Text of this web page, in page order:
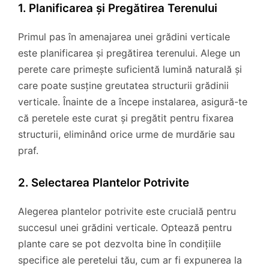
1. Planificarea și Pregătirea Terenului
Primul pas în amenajarea unei grădini verticale
este planificarea și pregătirea terenului. Alege un
perete care primește suficientă lumină naturală și
care poate susține greutatea structurii grădinii
verticale. Înainte de a începe instalarea, asigură-te
că peretele este curat și pregătit pentru fixarea
structurii, eliminând orice urme de murdărie sau
praf.
2. Selectarea Plantelor Potrivite
Alegerea plantelor potrivite este crucială pentru
succesul unei grădini verticale. Optează pentru
plante care se pot dezvolta bine în condițiile
specifice ale peretelui tău, cum ar fi expunerea la